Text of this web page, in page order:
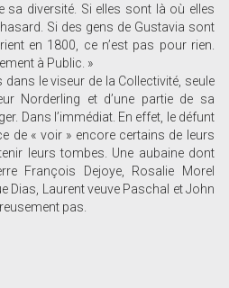
sa diversité. Si elles sont là où elles
Si des gens de Gustavia sont
en 1800, ce n’est pas pour rien.
à Public. »
le viseur de la Collectivité, seule
Norderling et d’une partie de sa
Dans l’immédiat. En effet, le défunt
de « voir » encore certains de leurs
leurs tombes. Une aubaine dont
François Dejoye, Rosalie Morel
Dias, Laurent veuve Paschal et John
pas.